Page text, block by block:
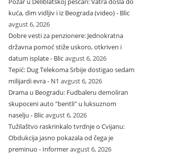
kuća, dim vidljiv i iz Beograda (video) - Blic
avgust 6, 2026
Dobre vesti za penzionere: Jednokratna
državna pomoć stiže uskoro, otkriven i
datum isplate - Blicavgust 6, 2026
Tepić: Dug Telekoma Srbije dostigao sedam
milijardi evra - N1 avgust 6, 2026
Drama u Beogradu: Fudbaleru demoliran
skupoceni auto "bentli" u luksuznom
naselju - Blicavgust 6, 2026
Tužilaštvo raskrinkalo tvrdnje o Cvijanu:
Obdukcija jasno pokazala od čega je
preminuo - Informeravgust 6, 2026